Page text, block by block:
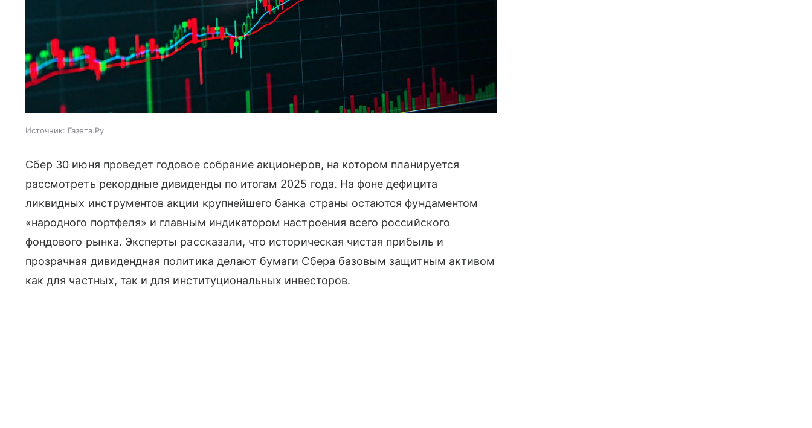
Источник: Газета.Ру
Сбер 30 июня проведет годовое собрание акционеров, на котором планируется
рассмотреть рекордные дивиденды по итогам 2025 года. На фоне дефицита
ликвидных инструментов акции крупнейшего банка страны остаются фундаментом
«народного портфеля» и главным индикатором настроения всего российского
фондового рынка. Эксперты рассказали, что историческая чистая прибыль и
прозрачная дивидендная политика делают бумаги Сбера базовым защитным активом
как для частных, так и для институциональных инвесторов.